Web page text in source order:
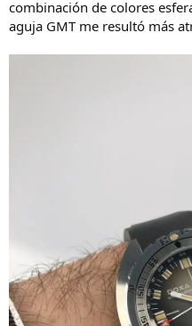
combinación de colores
aguja GMT me resultó más